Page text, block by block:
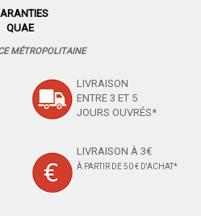
QUAE
MÉTROPOLITAINE
LIVRAISON
ENTRE 3 ET 5
JOURS OUVRÉS*
LIVRAISON À 3€
À PARTIR DE 50 € D'ACHAT*